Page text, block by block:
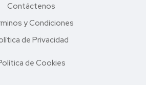
Contáctenos
y Condiciones
de Privacidad
de Cookies